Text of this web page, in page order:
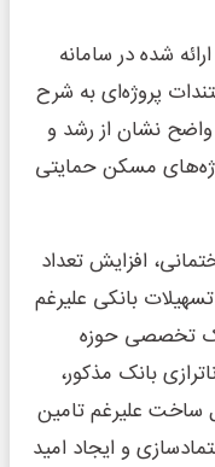
شده در سامانه
پروژه‌ای به شرح
نشان از رشد و
مسکن حمایتی
افزایش تعداد
بانکی علیرغم
تخصصی حوزه
بانک مذکور،
علیرغم تامین
و ایجاد امید